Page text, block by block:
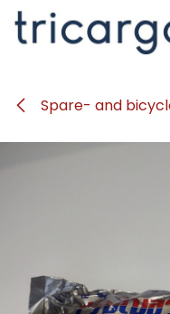
Se rendre au contenu
Spare- and